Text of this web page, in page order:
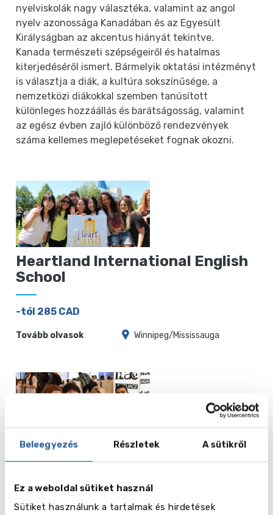
Beleegyezés Részletek A sütikről
Ez a weboldal sütiket használ
Sütiket használunk a tartalmak és hirdetések
nyelviskolák nagy választéka, valamint az angol
nyelv azonossága Kanadában és az Egyesült
Királyságban az akcentus hiányát tekintve.
Kanada természeti szépségeiről és hatalmas
kiterjedéséről ismert. Bármelyik oktatási intézményt
is választja a diák, a kultúra sokszínűsége, a
nemzetközi diákokkal szemben tanúsított
különleges hozzáállás és barátságosság, valamint
az egész évben zajló különböző rendezvények
száma kellemes meglepetéseket fognak okozni.
Heartland International English
School
-tól 285 CAD
Tovább olvasok Winnipeg/Mississauga
ILAC - International Language
-tól 415 CAD